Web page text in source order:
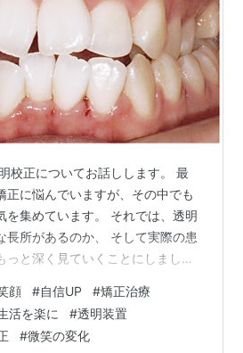
校正についてお話しします。 最
正に悩んでいますが、その中でも
を集めています。 それでは、透明
長所があるのか、 そして実際の患
っと深く見ていくことにしましょ
スチック材質の装置を使用する校
はほとんど目立たず、審美的にも
特に大人や会社員の方が矯正を悩
顔 #自信UP #矯正治療
活を楽に #透明装置
#微笑の変化